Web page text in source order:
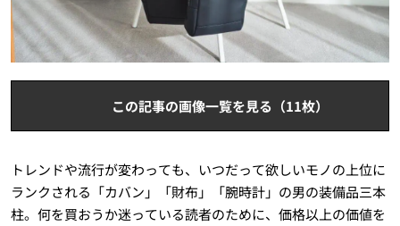
この記事の画像一覧を見る（11枚）
トレンドや流行が変わっても、いつだって欲しいモノの上位に
ランクされる「カバン」「財布」「腕時計」の男の装備品三本
柱。何を買おうか迷っている読者のために、価格以上の価値を